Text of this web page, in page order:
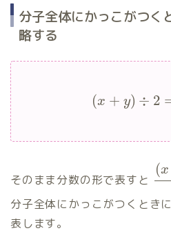
分子全体にかっこがつく
略する
(x + y) ÷ 2
そのまま分数の形で表すと
(x
分子全体にかっこがつくとき
表します。